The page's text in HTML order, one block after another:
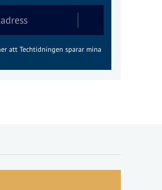
att Techtidningen sparar mina